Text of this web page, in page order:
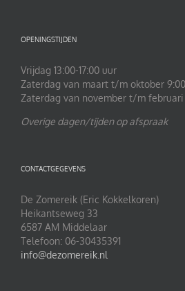
OPENINGSTIJDEN
Vrijdag 13:00-17:00 uur
Zaterdag van maart t/m oktober
Zaterdag van november t/m februari
Overige dagen/tijden op afspraak
CONTACTGEGEVENS
De Zomereik (Eric Kokkelkoren)
Heikantseweg 33
6587 AM Middelaar
Telefoon: 06-30435391
info@dezomereik.nl